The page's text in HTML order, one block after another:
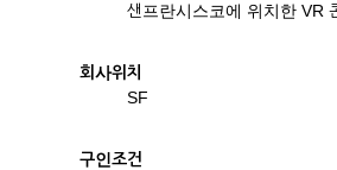
샌프란시스코에 위치한 VR
회사위치
SF
구인조건